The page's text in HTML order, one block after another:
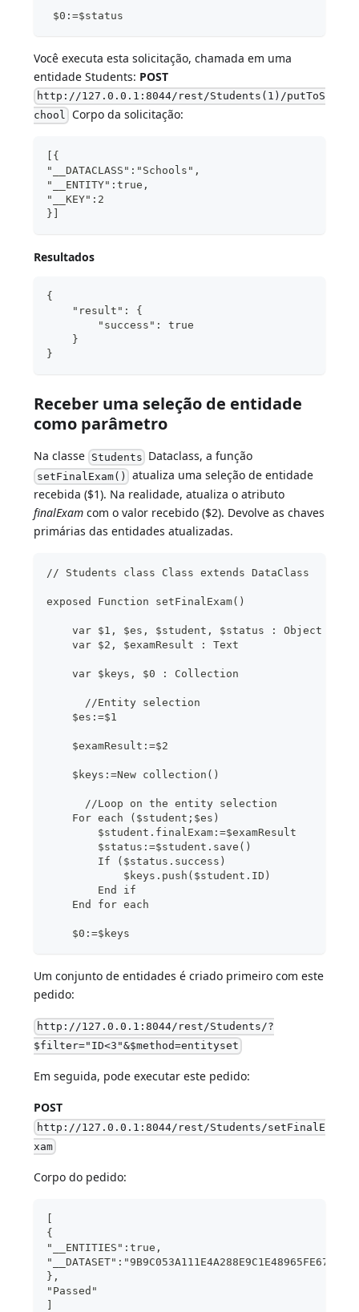
$0:=$status
Você executa esta solicitação, chamada em uma
entidade Students: POST
http://127.0.0.1:8044/rest/Students(1)/putToS
chool Corpo da solicitação:
[{
"__DATACLASS":"Schools",
"__ENTITY":true,
"__KEY":2
}]
Resultados
{
    "result": {
        "success": true
    }
}
Receber uma seleção de entidade
como parâmetro
Na classe Students Dataclass, a função
setFinalExam() atualiza uma seleção de entidade
recebida ($1). Na realidade, atualiza o atributo
finalExam com o valor recebido ($2). Devolve as chaves
primárias das entidades atualizadas.
// Students class Class extends DataClass
exposed Function setFinalExam()
    var $1, $es, $student, $status : Object
    var $2, $examResult : Text
    var $keys, $0 : Collection
      //Entity selection
    $es:=$1
    $examResult:=$2
    $keys:=New collection()
      //Loop on the entity selection
    For each ($student;$es)
        $student.finalExam:=$examResult
        $status:=$student.save()
        If ($status.success)
            $keys.push($student.ID)
        End if
    End for each
    $0:=$keys
Um conjunto de entidades é criado primeiro com este
pedido:
http://127.0.0.1:8044/rest/Students/?
$filter="ID<3"&$method=entityset
Em seguida, pode executar este pedido:
POST
http://127.0.0.1:8044/rest/Students/setFinalE
xam
Corpo do pedido:
{
"__ENTITIES":true,
"__DATASET":"9B9C053A111E4A288E9C1E48965FE671"
},
"Passed"